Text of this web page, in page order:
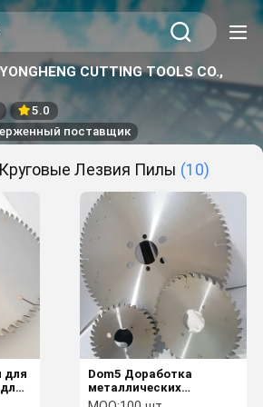
CUTTING TOOLS CO.,
5.0
поставщик
Лезвия Пилы (10)
для
Dom5 Доработка
металлических
круговых пиловых